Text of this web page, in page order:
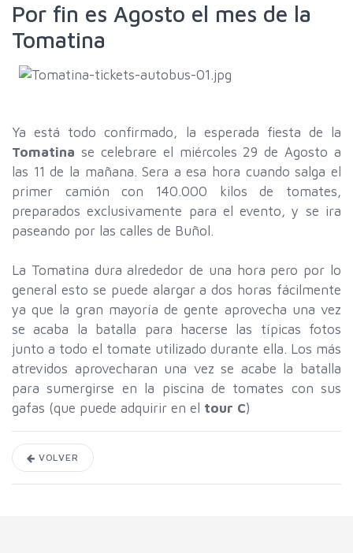
Por fin es Agosto el mes de la
Tomatina
Ya está todo confirmado, la esperada fiesta de la
Tomatina se celebrare el miércoles 29 de Agosto a
las 11 de la mañana. Sera a esa hora cuando salga el
primer camión con 140.000 kilos de tomates,
preparados exclusivamente para el evento, y se ira
paseando por las calles de Buñol.
La Tomatina dura alrededor de una hora pero por lo
general esto se puede alargar a dos horas fácilmente
ya que la gran mayoría de gente aprovecha una vez
se acaba la batalla para hacerse las típicas fotos
junto a todo el tomate utilizado durante ella. Los más
atrevidos aprovecharan una vez se acabe la batalla
para sumergirse en la piscina de tomates con sus
gafas (que puede adquirir en el tour C)
VOLVER